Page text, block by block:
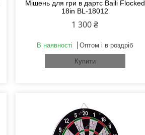
Мішень для гри в дартс Baili Flocked
18in BL-18012
1 300 ₴
В наявності Оптом і в роздріб
Купити